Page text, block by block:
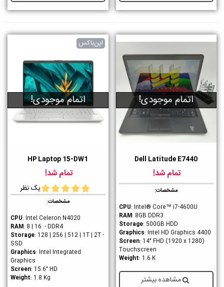
اتمام موجودی!
Dell Latitude E7440
تمام شد!
مشخصات:
CPU: Intel® Core™ i7-4600U
RAM: 8GB DDR3
Storage: 500GB HDD
Graphics: Intel HD Graphics 4400
Screen: 14" FHD (1920 x 1280)
Touchscreen
Weight: 1.6 K
مشاهده بیشتر
اپن‌باکس
اتمام موجودی!
HP Laptop 15-DW1
تمام شد!
یک نظر
مشخصات:
CPU: Intel Celeron N4020
RAM: 8 | 16 - DDR4
Storage: 128 | 256 | 512 | 1T | 2T -
SSD
Graphics: Intel Integrated
Graphics
Screen: 15.6" HD
Weight: 1.8 Kg